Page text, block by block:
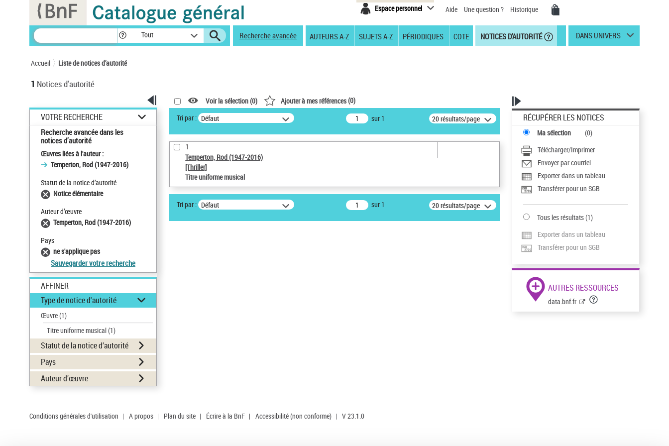
Espace personnel Aide Une question ? Historique
Tout Recherche avancée AUTEURS A-Z SUJETS A-Z PÉRIODIQUES COTE NOTICES D'AUTORITÉ DANS UNIVERS
Accueil Liste de notices d’autorité
1 Notices d'autorité
VOTRE RECHERCHE
Recherche avancée dans les
notices d’autorité
Œuvres liées à l'auteur :
Temperton, Rod (1947-2016)
Statut de la notice d’autorité
Notice élémentaire
Auteur d’œuvre
Temperton, Rod (1947-2016)
Pays
ne s'applique pas
Sauvegarder votre recherche
AFFINER
Type de notice d'autorité
Œuvre(1)
Titre uniforme musical(1)
Statut de la notice d’autorité
Pays
Auteur d’œuvre
Voir la sélection (0) Ajouter à mes références(0)
Tri par : Défaut sur 1 20 résultats/page
1
Temperton, Rod (1947-2016)
[Thriller]
Titre uniforme musical
Tri par : Défaut sur 1 20 résultats/page
RÉCUPÉRER LES NOTICES
Ma sélection (0)
Télécharger/Imprimer
Envoyer par courriel
Exporter dans un tableau
Transférer pour un SGB
Tous les résultats(1)
Exporter dans un tableau
Transférer pour un SGB
AUTRES RESSOURCES
data.bnf.fr
Conditions générales d'utilisation | A propos | Plan du site | Écrire à la BnF | Accessibilité (non conforme) | V 23.1.0
Panneau de gestion des cookies